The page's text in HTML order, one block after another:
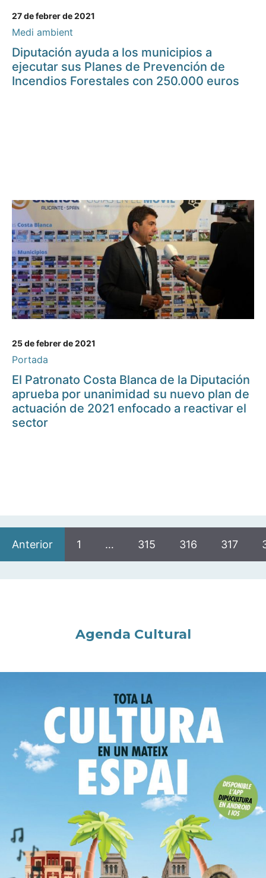
27 de febrer de 2021
Medi ambient
Diputación ayuda a los municipios a
ejecutar sus Planes de Prevención de
Incendios Forestales con 250.000 euros
25 de febrer de 2021
Portada
El Patronato Costa Blanca de la Diputación
aprueba por unanimidad su nuevo plan de
actuación de 2021 enfocado a reactivar el
sector
Anterior 1 … 315 316 317
Agenda Cultural